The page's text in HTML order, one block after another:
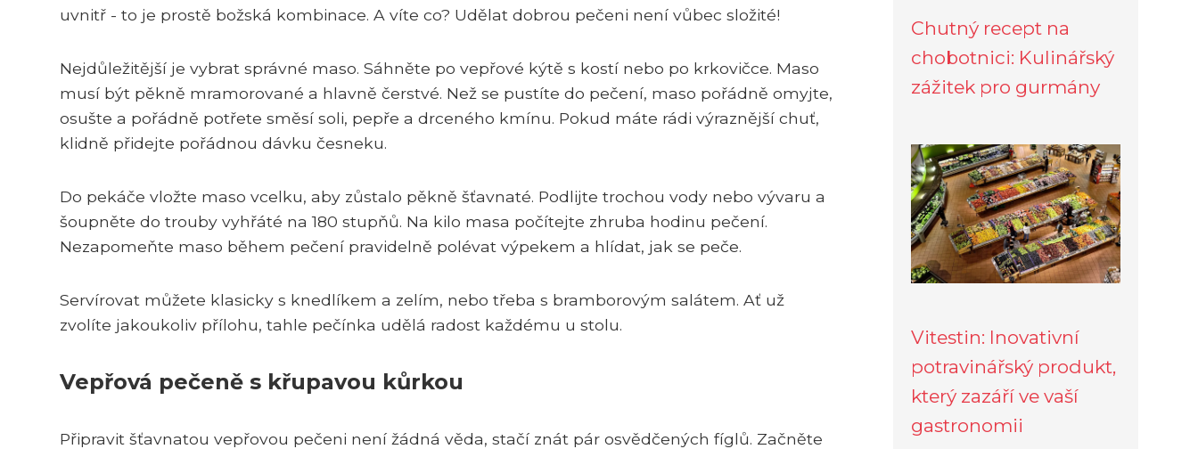
uvnitř - to je prostě božská kombinace. A víte co? Udělat dobrou pečeni není vůbec složité!
Nejdůležitější je vybrat správné maso. Sáhněte po vepřové kýtě s kostí nebo po krkovičce. Maso
musí být pěkně mramorované a hlavně čerstvé. Než se pustíte do pečení, maso pořádně omyjte,
osušte a pořádně potřete směsí soli, pepře a drceného kmínu. Pokud máte rádi výraznější chuť,
klidně přidejte pořádnou dávku česneku.
Do pekáče vložte maso vcelku, aby zůstalo pěkně šťavnaté. Podlijte trochou vody nebo vývaru a
šoupněte do trouby vyhřáté na 180 stupňů. Na kilo masa počítejte zhruba hodinu pečení.
Nezapomeňte maso během pečení pravidelně polévat výpekem a hlídat, jak se peče.
Servírovat můžete klasicky s knedlíkem a zelím, nebo třeba s bramborovým salátem. Ať už
zvolíte jakoukoliv přílohu, tahle pečínka udělá radost každému u stolu.
Vepřová pečeně s křupavou kůrkou
Připravit šťavnatou vepřovou pečeni není žádná věda, stačí znát pár osvědčených fíglů. Začněte
Chutný recept na
chobotnici: Kulinářský
zážitek pro gurmány
Vitestin: Inovativní
potravinářský produkt,
který zazáří ve vaší
gastronomii